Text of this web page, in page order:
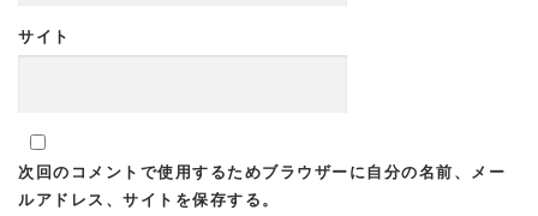
サイト
次回のコメントで使用するためブラウザーに自分の名前、メー
ルアドレス、サイトを保存する。